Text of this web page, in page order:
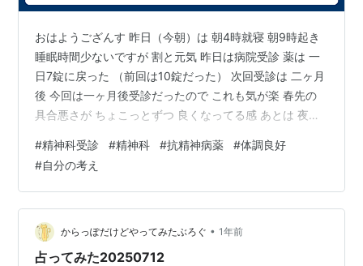
おはようござんす 昨日（今朝）は 朝4時就寝 朝9時起き
睡眠時間少ないですが 割と元気 昨日は病院受診 薬は 一
日7錠に戻った （前回は10錠だった） 次回受診は 二ヶ月
後 今回は一ヶ月後受診だったので これも気が楽 春先の
具合悪さが ちょこっとずつ 良くなってる感 あとは 夜中
自分がどう思うか、どう動くか である 好きなように 動
きなさい
#精神科受診 #精神科 #抗精神病薬 #体調良好
#自分の考え
からっぽだけどやってみたぶろぐ • 1年前
占ってみた20250712